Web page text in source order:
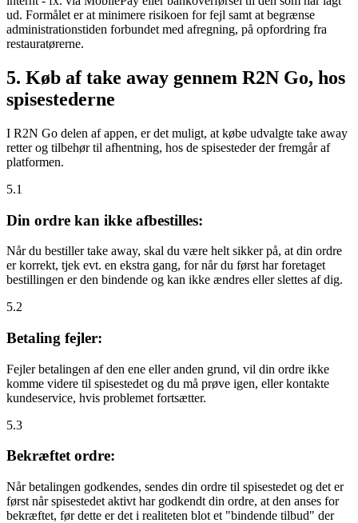
ud. Formålet er at minimere risikoen for fejl samt at begrænse
administrationstiden forbundet med afregning, på opfordring fra
restauratørerne.
5. Køb af take away gennem R2N Go, hos
spisestederne
I R2N Go delen af appen, er det muligt, at købe udvalgte take away
retter og tilbehør til afhentning, hos de spisesteder der fremgår af
platformen.
5.1
Din ordre kan ikke afbestilles:
Når du bestiller take away, skal du være helt sikker på, at din ordre
er korrekt, tjek evt. en ekstra gang, for når du først har foretaget
bestillingen er den bindende og kan ikke ændres eller slettes af dig.
5.2
Betaling fejler:
Fejler betalingen af den ene eller anden grund, vil din ordre ikke
komme videre til spisestedet og du må prøve igen, eller kontakte
kundeservice, hvis problemet fortsætter.
5.3
Bekræftet ordre:
Når betalingen godkendes, sendes din ordre til spisestedet og det er
først når spisestedet aktivt har godkendt din ordre, at den anses for
bekræftet, før dette er det i realiteten blot et "bindende tilbud" der